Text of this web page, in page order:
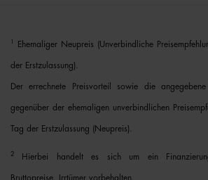
Ehemaliger Neupreis (Unverbindliche
der Erstzulassung).
Der errechnete Preisvorteil sowie die
gegenüber der ehemaligen unverbindlichen
Tag der Erstzulassung (Neupreis).
2 Hierbei handelt es sich um ein
Bruttopreise. Irrtümer vorbehalten.